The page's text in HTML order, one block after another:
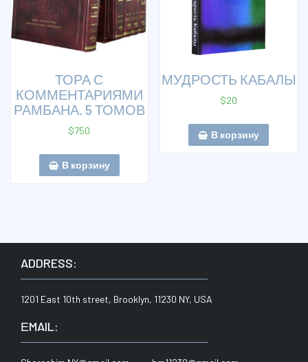
ТОРА С
КОММЕНТАРИЯМИ
РАМБАНА. 5 ТОМОВ
$750
В корзину
МУДРОСТЬ КАБАЛЫ
$20
В корзину
ADDRESS:
1201 East 10th street, Brooklyn, 11230 NY, USA
ЕMAIL: